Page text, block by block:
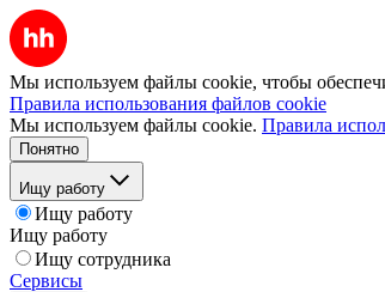
Мы используем файлы cookie, чтобы
Правила использования файлов cookie
Мы используем файлы cookie. Правила
Понятно
Ищу работу
Ищу работу
Ищу работу
Ищу сотрудника
Сервисы